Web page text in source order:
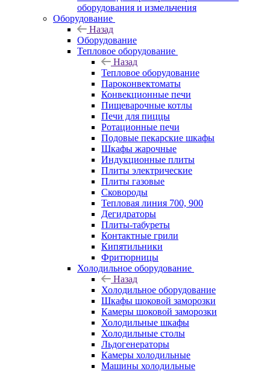
оборудования и измельчения
Оборудование
Назад
Оборудование
Тепловое оборудование
Назад
Тепловое оборудование
Пароконвектоматы
Конвекционные печи
Пищеварочные котлы
Печи для пиццы
Ротационные печи
Подовые пекарские шкафы
Шкафы жарочные
Индукционные плиты
Плиты электрические
Плиты газовые
Сковороды
Тепловая линия 700, 900
Дегидраторы
Плиты-табуреты
Контактные грили
Кипятильники
Фритюрницы
Холодильное оборудование
Назад
Холодильное оборудование
Шкафы шоковой заморозки
Камеры шоковой заморозки
Холодильные шкафы
Холодильные столы
Льдогенераторы
Камеры холодильные
Машины холодильные